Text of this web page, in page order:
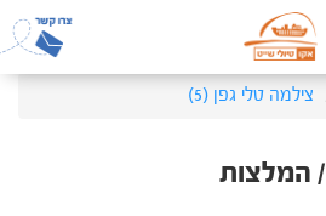
צילמה טלי גפן (5)
/ המלצות